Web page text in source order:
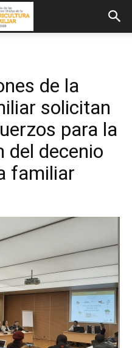
de la
solicitan
para la
del decenio
familiar